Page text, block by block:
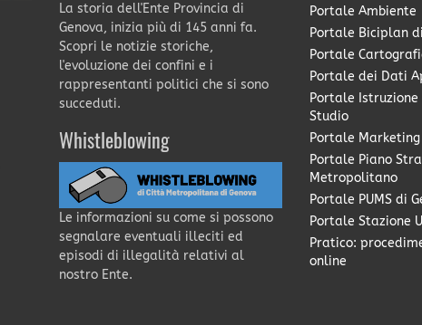
La storia dell'Ente Provincia di
Genova, inizia più di 145 anni fa.
Scopri le notizie storiche,
l'evoluzione dei confini e i
rappresentanti politici che si sono
succeduti.
Whistleblowing
Le informazioni su come si possono
segnalare eventuali illeciti ed
episodi di illegalità relativi al
nostro Ente.
Portale Ambiente
Portale Biciplan
Portale
Portale dei Dati
Portale
Studio
Portale
Portale Piano
Metropolitano
Portale PUMS di
Portale Stazione
Pratico:
online